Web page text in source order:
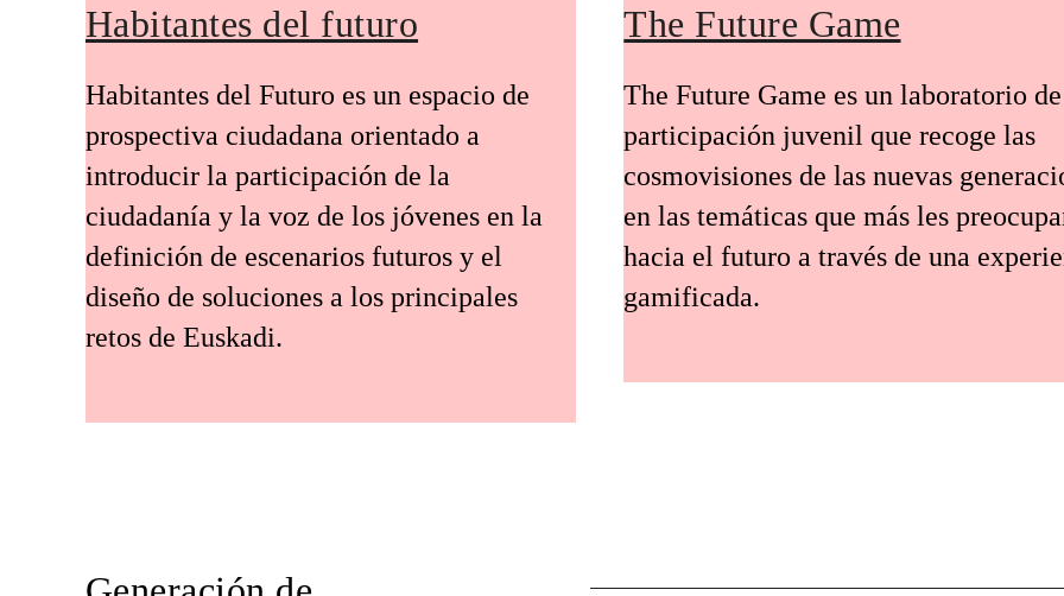
Habitantes del futuro
Habitantes del Futuro es un espacio de
prospectiva ciudadana orientado a
introducir la participación de la
ciudadanía y la voz de los jóvenes en la
definición de escenarios futuros y el
diseño de soluciones a los principales
retos de Euskadi.
The Future Game
The Future Game es un laboratorio de
participación juvenil que recoge las
cosmovisiones de las nuevas
en las temáticas que más les
hacia el futuro a través de una
gamificada.